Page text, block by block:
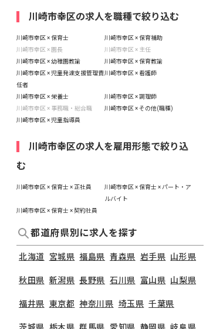
川崎市幸区の求人を職種で絞り込む
川崎市幸区 × 保育士
川崎市幸区 × 保育補助
川崎市幸区 × 園長
川崎市幸区 × 主任
川崎市幸区 × 幼稚園教諭
川崎市幸区 × 保育教諭
川崎市幸区 × 児童発達支援管理責
任者
川崎市幸区 × 看護師
川崎市幸区 × 栄養士
川崎市幸区 × 調理師
川崎市幸区 × 事務職・総合職
川崎市幸区 × その他(職種)
川崎市幸区 × 児童指導員
川崎市幸区の求人を雇用形態で絞り込
む
川崎市幸区 × 保育士 × 正社員
川崎市幸区 × 保育士 × パート・ア
ルバイト
川崎市幸区 × 保育士 × 契約社員
都道府県別に求人を探す
北海道 宮城県 福島県 青森県 岩手県 山形県
秋田県 新潟県 長野県 石川県 富山県 山梨県
福井県 東京都 神奈川県 埼玉県 千葉県